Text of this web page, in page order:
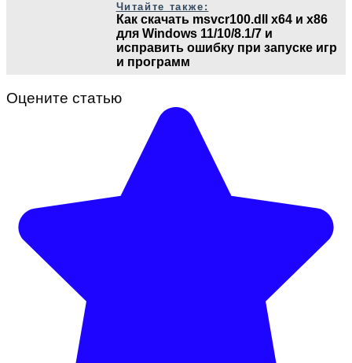
Читайте также:
Как скачать msvcr100.dll x64 и x86
для Windows 11/10/8.1/7 и
исправить ошибку при запуске игр
и программ
Оцените статью